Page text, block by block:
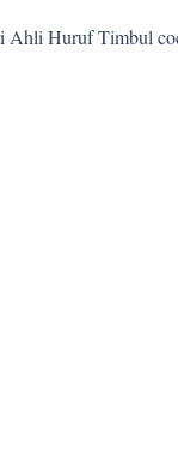
Ahli Huruf Timbul